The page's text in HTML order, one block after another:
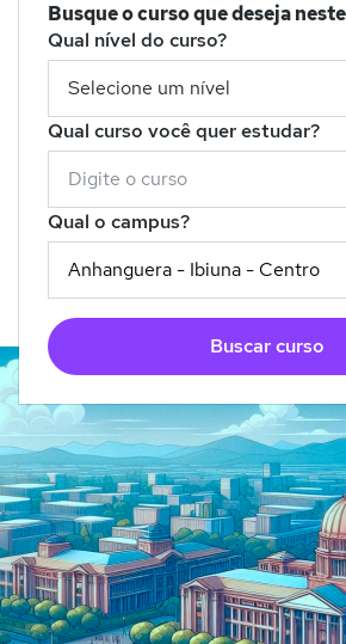
Busque o curso que deseja
Qual nível do curso?
Qual curso você quer estudar?
Qual o campus?
Buscar curso